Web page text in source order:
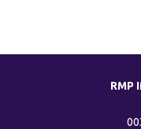
RMP